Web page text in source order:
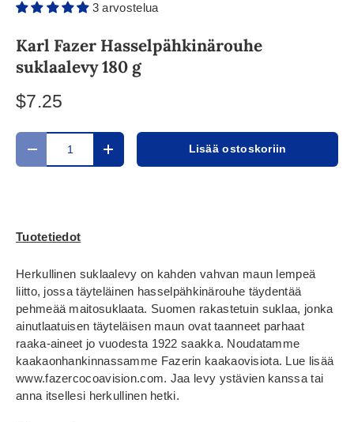
3 arvostelua
Karl Fazer Hasselpähkinärouhe
suklaalevy 180 g
$7.25
Määrä
Translation missing: fi.cart.items.decrease_quantity
Translation missing:Lisää ostoskoriin
Tuotetiedot
Herkullinen suklaalevy on kahden vahvan maun lempeä
liitto, jossa täyteläinen hasselpähkinärouhe täydentää
pehmeää maitosuklaata. Suomen rakastetuin suklaa, jonka
ainutlaatuisen täyteläisen maun ovat taanneet parhaat
raaka-aineet jo vuodesta 1922 saakka. Noudatamme
kaakaonhankinnassamme Fazerin kaakaovisiota. Lue lisää
www.fazercocoavision.com. Jaa levy ystävien kanssa tai
anna itsellesi herkullinen hetki.